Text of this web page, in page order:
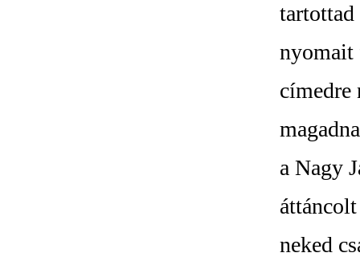
tartottad
nyomait
címedre
a Nagy
neked